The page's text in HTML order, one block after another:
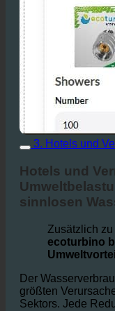
Hotels und
Zusätzlich zu
ecoturbino
Der
größten